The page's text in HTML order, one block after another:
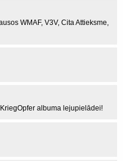
WMAF, V3V, Cita Attieksme,
albuma lejupielādei!